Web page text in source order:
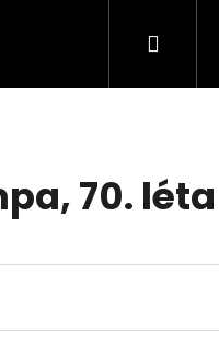
Hledat
70. léta